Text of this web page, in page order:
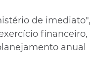
de imediato",
financeiro,
anual